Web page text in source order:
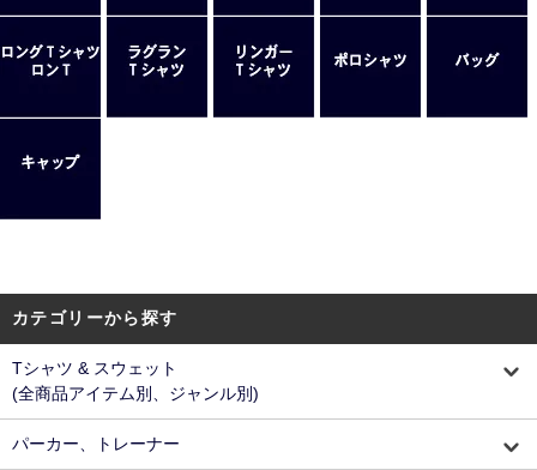
カテゴリーから探す
Tシャツ & スウェット
(全商品アイテム別、ジャンル別)
パーカー、トレーナー